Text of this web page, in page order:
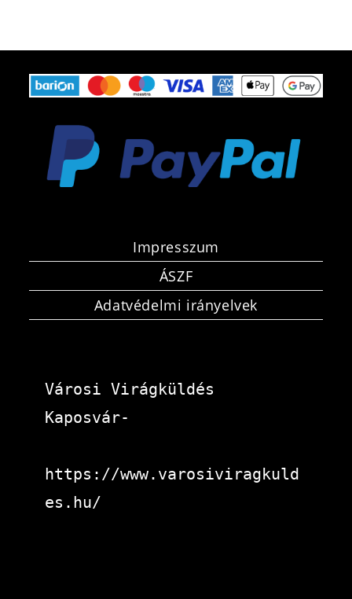
Impresszum
ÁSZF
Adatvédelmi irányelvek
Városi Virágküldés
Kaposvár-
https://www.varosiviragkuld
es.hu/